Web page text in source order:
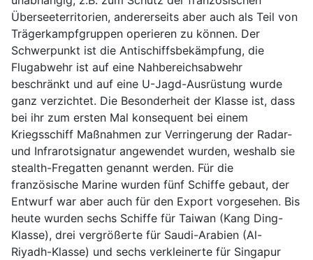
Überseeterritorien, andererseits aber auch als Teil von
Trägerkampfgruppen operieren zu können. Der
Schwerpunkt ist die Antischiffsbekämpfung, die
Flugabwehr ist auf eine Nahbereichsabwehr
beschränkt und auf eine U-Jagd-Ausrüstung wurde
ganz verzichtet. Die Besonderheit der Klasse ist, dass
bei ihr zum ersten Mal konsequent bei einem
Kriegsschiff Maßnahmen zur Verringerung der Radar-
und Infrarotsignatur angewendet wurden, weshalb sie
stealth-Fregatten genannt werden. Für die
französische Marine wurden fünf Schiffe gebaut, der
Entwurf war aber auch für den Export vorgesehen. Bis
heute wurden sechs Schiffe für Taiwan (Kang Ding-
Klasse), drei vergrößerte für Saudi-Arabien (Al-
Riyadh-Klasse) und sechs verkleinerte für Singapur